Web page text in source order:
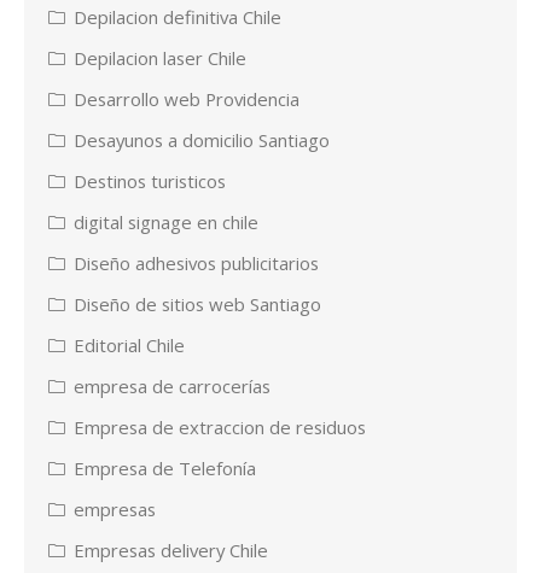
Depilacion definitiva Chile
Depilacion laser Chile
Desarrollo web Providencia
Desayunos a domicilio Santiago
Destinos turisticos
digital signage en chile
Diseño adhesivos publicitarios
Diseño de sitios web Santiago
Editorial Chile
empresa de carrocerías
Empresa de extraccion de residuos
Empresa de Telefonía
empresas
Empresas delivery Chile